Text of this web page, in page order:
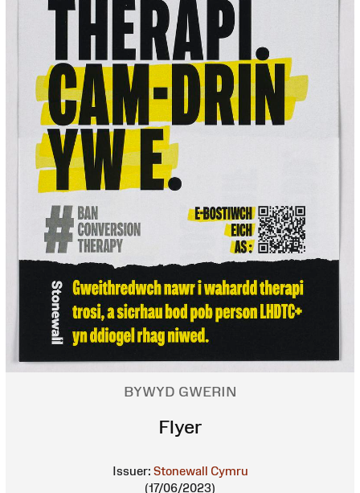
BYWYD GWERIN
Flyer
Issuer: Stonewall Cymru
(17/06/2023)